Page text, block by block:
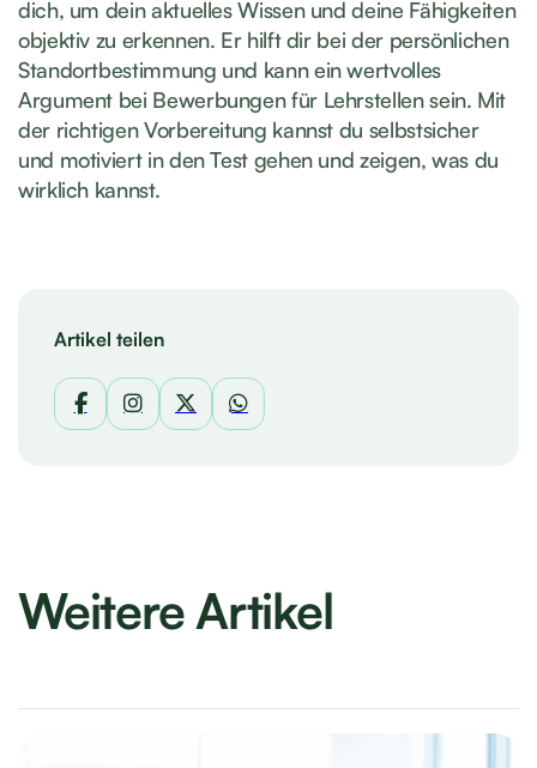
dich, um dein aktuelles Wissen und deine Fähigkeiten
objektiv zu erkennen. Er hilft dir bei der persönlichen
Standortbestimmung und kann ein wertvolles
Argument bei Bewerbungen für Lehrstellen sein. Mit
der richtigen Vorbereitung kannst du selbstsicher
und motiviert in den Test gehen und zeigen, was du
wirklich kannst.
Artikel teilen
Weitere Artikel